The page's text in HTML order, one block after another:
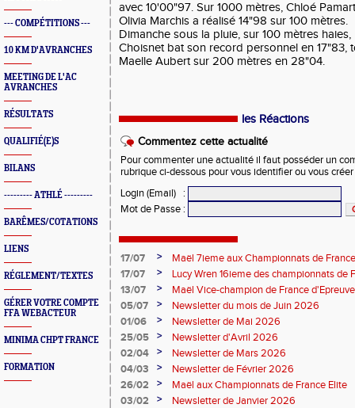
--- COMPÉTITIONS ---
10 KM D'AVRANCHES
MEETING DE L'AC
AVRANCHES
RÉSULTATS
QUALIFIÉ(E)S
BILANS
--------- ATHLÉ ---------
BARÊMES/COTATIONS
LIENS
RÉGLEMENT/TEXTES
GÉRER VOTRE COMPTE
FFA WEBACTEUR
MINIMA CHPT FRANCE
FORMATION
avec 10'00"97. Sur 1000 mètres, Chloé
Olivia Marchis a réalisé 14"98 sur 100 mètres.
Dimanche sous la pluie, sur 100 mètres
Choisnet bat son record personnel en 17"83,
Maelle Aubert sur 200 mètres en 28"04.
les Réactions
Commentez cette actualité
Pour commenter une actualité il faut posséder un
rubrique ci-dessous pour vous identifier ou vous
Login (Email)
:
Mot de Passe :
17/07 >
Maël 7ieme aux Championnats de
17/07
>
Lucy Wren 16ieme des championnats de
perche
13/07 >
Maël Vice-champion de France
05/07
>
Newsletter du mois de Juin 2026
01/06
>
Newsletter de Mai 2026
25/05
>
Newsletter d'Avril 2026
02/04
>
Newsletter de Mars 2026
04/03
>
Newsletter de Février 2026
26/02
>
Maël aux Championnats de France Elite
03/02
>
Newsletter de Janvier 2026